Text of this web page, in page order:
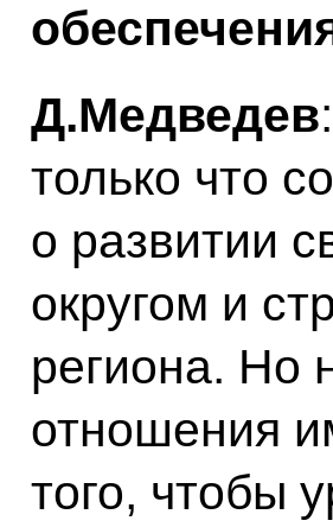
Д.Медведев
только что
о развитии
округом и
региона. Но
отношения
того, чтобы